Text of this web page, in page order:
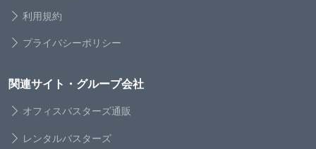
利用規約
プライバシーポリシー
関連サイト・グループ会社
オフィスバスターズ通販
レンタルバスターズ